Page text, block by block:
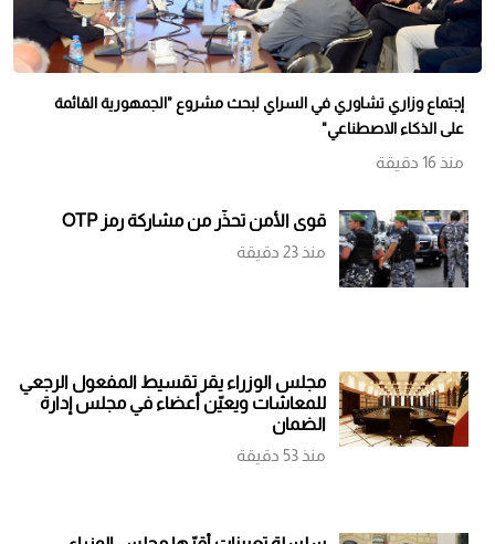
إجتماع وزاري تشاوري في السراي لبحث مشروع "الجمهورية القائمة
على الذكاء الاصطناعي"
منذ 16 دقيقة
قوى الأمن تحذّر من مشاركة رمز OTP
منذ 23 دقيقة
مجلس الوزراء يقر تقسيط المفعول الرجعي
للمعاشات ويعيّن أعضاء في مجلس إدارة
الضمان
منذ 53 دقيقة